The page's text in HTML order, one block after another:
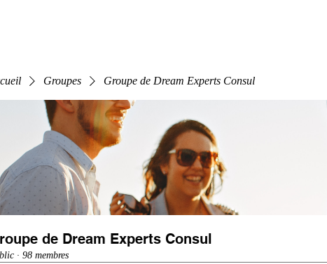
Groupes Groupe de Dream Experts Consul
de Dream Experts Consul
· 98 membres